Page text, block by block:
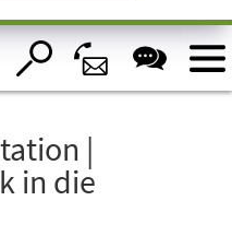
|
in die